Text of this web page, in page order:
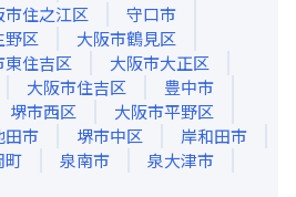
市住之江区
守口市
野区
大阪市鶴見区
東住吉区
大阪市大正区
大阪市住吉区
豊中市
堺市西区
大阪市平野区
田市 堺市中区
岸和田市
町 泉南市
泉大津市